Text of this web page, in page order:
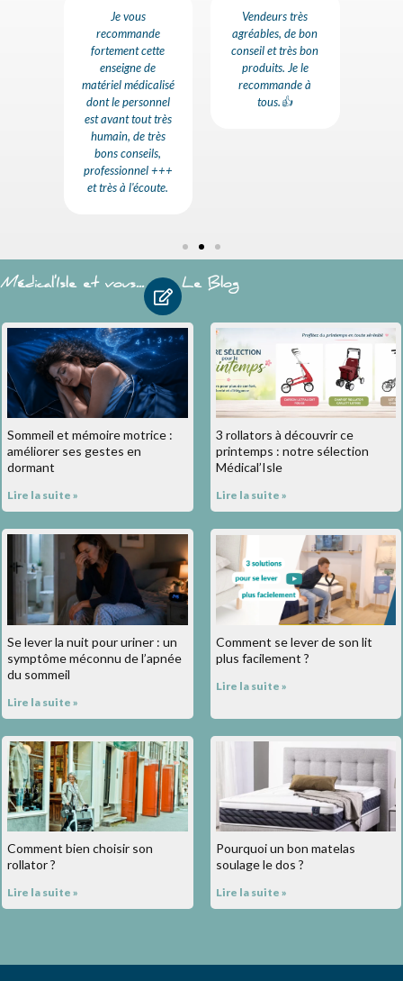
Je vous
recommande
fortement cette
enseigne de
matériel médicalisé
dont le personnel
est avant tout très
humain, de très
bons conseils,
professionnel +++
et très à l'écoute.
Vendeurs très
agréables, de bon
conseil et très bon
produits. Je le
recommande à
tous.👍
Médical'Isle et vous... Le Blog
Sommeil et mémoire motrice :
améliorer ses gestes en
dormant
Lire la suite »
3 rollators à découvrir ce
printemps : notre sélection
Médical’Isle
Lire la suite »
Se lever la nuit pour uriner : un
symptôme méconnu de l’apnée
du sommeil
Lire la suite »
Comment se lever de son lit
plus facilement ?
Lire la suite »
Comment bien choisir son
rollator ?
Lire la suite »
Pourquoi un bon matelas
soulage le dos ?
Lire la suite »